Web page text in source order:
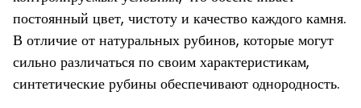
постоянный цвет, чистоту и качество каждого камня.
В отличие от натуральных рубинов, которые могут
сильно различаться по своим характеристикам,
синтетические рубины обеспечивают однородность.